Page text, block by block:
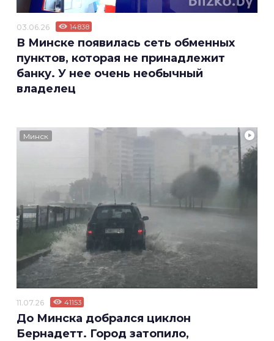
03.06.26 14838
В Минске появилась сеть обменных
пунктов, которая не принадлежит
банку. У нее очень необычный
владелец
Минск
11.07.26 41153
До Минска добрался циклон
Бернадетт. Город затопило,